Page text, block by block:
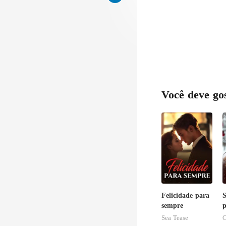
Você deve
Felicidade para
sempre
Sea Tease